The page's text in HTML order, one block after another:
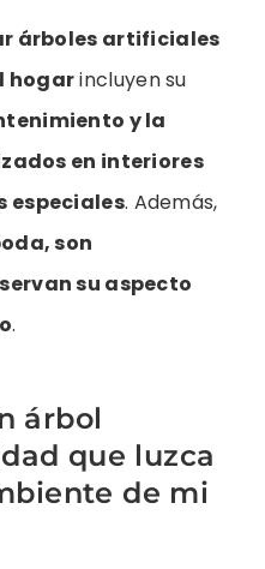
árboles artificiales
hogarincluyen su
y la
en interiores
especiales. Además,
son
su aspecto
.
árbol
que luzca
de mi